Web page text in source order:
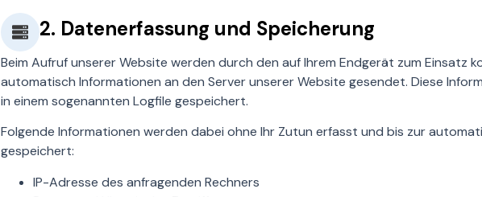
2. Datenerfassung und Speicherung
Beim Aufruf unserer Website werden durch den auf Ihrem Endgerät zum Einsatz
automatisch Informationen an den Server unserer Website gesendet. Diese
in einem sogenannten Logfile gespeichert.
Folgende Informationen werden dabei ohne Ihr Zutun erfasst und bis zur
gespeichert:
IP-Adresse des anfragenden Rechners